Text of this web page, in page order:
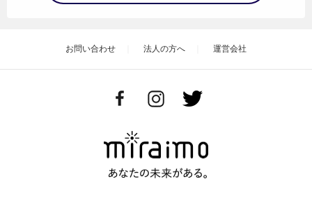
お問い合わせ 法人の方へ 運営会社